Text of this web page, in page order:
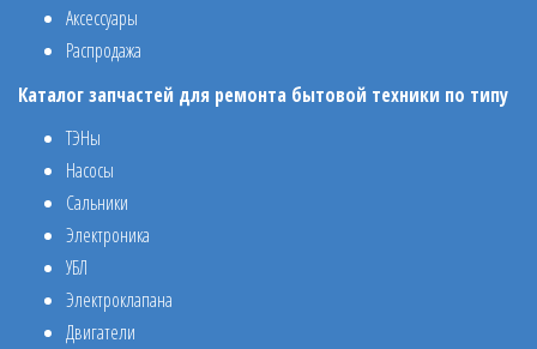
Аксессуары
Распродажа
Каталог запчастей для ремонта бытовой техники по типу
ТЭНы
Насосы
Сальники
Электроника
УБЛ
Электроклапана
Двигатели